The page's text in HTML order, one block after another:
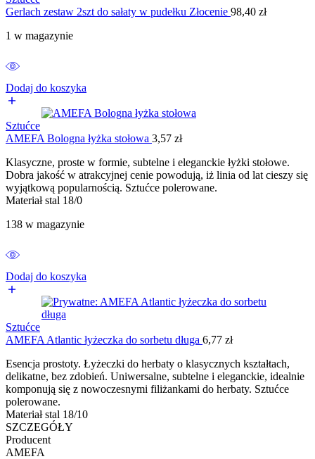
Gerlach zestaw 2szt do sałaty w pudełku Złocenie 98,40 zł
1 w magazynie
Dodaj do koszyka
Sztućce
AMEFA Bologna łyżka stołowa 3,57 zł
Klasyczne, proste w formie, subtelne i eleganckie łyżki stołowe.
Dobra jakość w atrakcyjnej cenie powodują, iż linia od lat cieszy się
wyjątkową popularnością. Sztućce polerowane.
Materiał stal 18/0
138 w magazynie
Dodaj do koszyka
Sztućce
AMEFA Atlantic łyżeczka do sorbetu długa 6,77 zł
Esencja prostoty. Łyżeczki do herbaty o klasycznych kształtach,
delikatne, bez zdobień. Uniwersalne, subtelne i eleganckie, idealnie
komponują się z nowoczesnymi filiżankami do herbaty. Sztućce
polerowane.
Materiał stal 18/10
SZCZEGÓŁY
Producent
AMEFA